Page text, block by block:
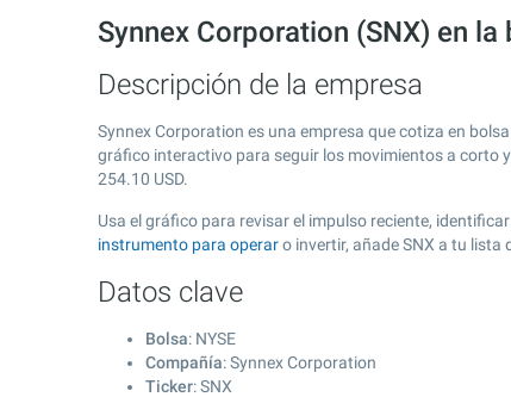
Synnex Corporation (SNX) en la
Descripción de la empresa
Synnex Corporation es una empresa que cotiza en bolsa
gráfico interactivo para seguir los movimientos a corto
254.10 USD.
Usa el gráfico para revisar el impulso reciente,
instrumento para operaro invertir, añade SNX a tu lista
Datos clave
Bolsa: NYSE
Compañía: Synnex Corporation
Ticker: SNX